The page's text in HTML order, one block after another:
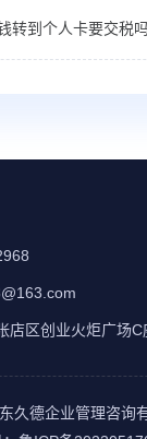
转到个人卡要交税吗
店区创业火炬广场C
久德企业管理咨询